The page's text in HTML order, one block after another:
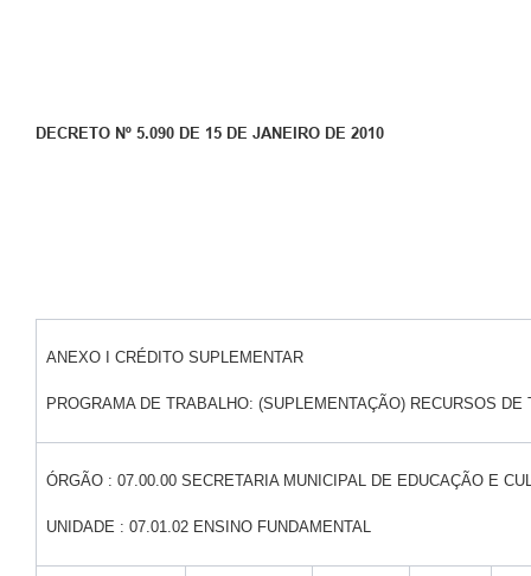
DECRETO Nº 5.090 DE 15 DE JANEIRO DE 2010
ANEXO I CRÉDITO SUPLEMENTAR
PROGRAMA DE TRABALHO: (SUPLEMENTAÇÃO) RECURSOS DE
ÓRGÃO : 07.00.00 SECRETARIA MUNICIPAL DE EDUCAÇÃO E
UNIDADE : 07.01.02 ENSINO FUNDAMENTAL